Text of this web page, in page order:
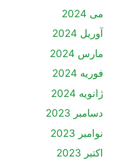
می 2024
آوریل 2024
مارس 2024
فوریه 2024
ژانویه 2024
دسامبر 2023
نوامبر 2023
اکتبر 2023